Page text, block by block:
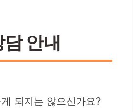
안내
되지는 않으신가요?